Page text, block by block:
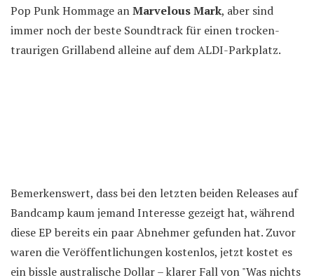
Pop Punk Hommage anMarvelous Mark, aber sind
immer noch der beste Soundtrack für einen trocken-
traurigen Grillabend alleine auf dem ALDI-Parkplatz.
Bemerkenswert, dass bei den letzten beiden Releases auf
Bandcamp kaum jemand Interesse gezeigt hat, während
diese EP bereits ein paar Abnehmer gefunden hat. Zuvor
waren die Veröffentlichungen kostenlos, jetzt kostet es
ein bissle australische Dollar – klarer Fall von "Was nichts